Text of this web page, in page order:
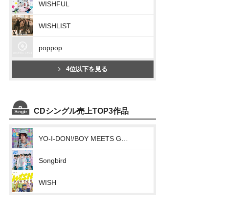
WISHFUL
WISHLIST
poppop
4位以下を見る
CDシングル売上TOP3作品
Songbird
WISH